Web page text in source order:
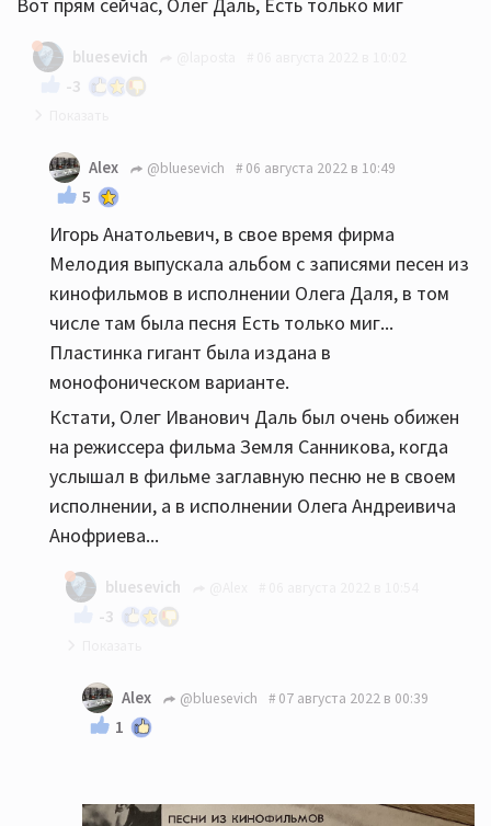
Вот прям сейчас, Олег Даль, Есть только миг
bluesevich
-3
Не помню чтобы запись Олега Ивановича
выходила в свет... В фильме, на пластинке и
многочисленных сборниках на компактах поёт
Олег Андреевич Анофриев.
Alex @bluesevich 06 августа 2022 в 10:49
5
Игорь Анатольевич, в свое время фирма
Мелодия выпускала альбом с записями песен из
кинофильмов в исполнении Олега Даля, в том
числе там была песня Есть только миг...
Пластинка гигант была издана в
монофоническом варианте.
Кстати, Олег Иванович Даль был очень обижен
на режиссера фильма Земля Санникова, когда
услышал в фильме заглавную песню не в своем
исполнении, а в исполнении Олега Андреивича
Анофриева...
bluesevich
-3
Приветствую! Пластинку видел, но этой песни
там не помню...
Alex @bluesevich 07 августа 2022 в 00:39
1